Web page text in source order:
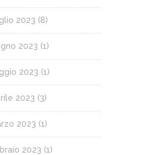
2023 (8)
2023 (1)
2023 (1)
2023 (3)
2023 (1)
2023 (1)